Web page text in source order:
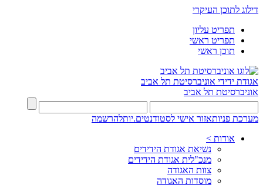
דילוג לתוכן העיקרי
תפריט עליון
תפריט ראשי
תוכן ראשי
אגודת ידידי אוניברסיטת תל אביב
אוניברסיטת תל אביב
מערכת פניותאזור אישי לסטודנטים.יותלהרשמה
אודות >
נשיאת אגודת הידידים
מנכ"לית אגודת הידידים
צוות האגודה
מוסדות האגודה